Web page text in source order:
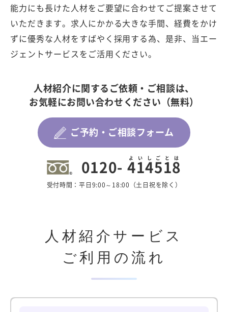
能力にも長けた人材をご要望に合わせてご提案させて
いただきます。求人にかかる大きな手間、経費をかけ
ずに優秀な人材をすばやく採用する為、是非、当エー
ジェントサービスをご活用ください。
人材紹介に関するご依頼・ご相談は、
お気軽にお問い合わせください（無料）
ご予約・ご相談フォーム
0120- 414518
よいしごとは
受付時間：平日9:00～18:00（土日祝を除く）
人材紹介サービス
ご利用の流れ